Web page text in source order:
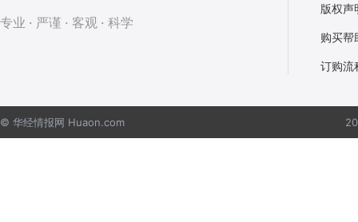
专业 · 严谨 · 客观 · 科学
版权声
购买帮
订购流
© 华经情报网 Huaon.com